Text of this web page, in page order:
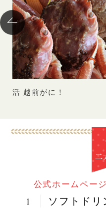
活 越前がに！
公式ホームページ
1 ソフトドリ